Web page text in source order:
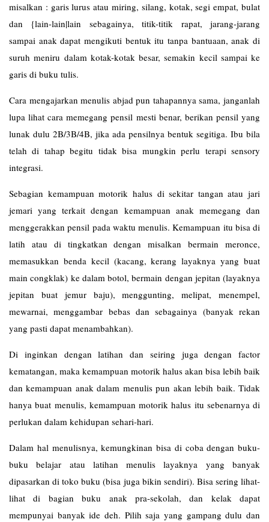
misalkan : garis lurus atau miring, silang, kotak, segi empat, bulat
dan {lain-lain|lain sebagainya, titik-titik rapat, jarang-jarang
sampai anak dapat mengikuti bentuk itu tanpa bantuaan, anak di
suruh meniru dalam kotak-kotak besar, semakin kecil sampai ke
garis di buku tulis.
Cara mengajarkan menulis abjad pun tahapannya sama, janganlah
lupa lihat cara memegang pensil mesti benar, berikan pensil yang
lunak dulu 2B/3B/4B, jika ada pensilnya bentuk segitiga. Ibu bila
telah di tahap begitu tidak bisa mungkin perlu terapi sensory
integrasi.
Sebagian kemampuan motorik halus di sekitar tangan atau jari
jemari yang terkait dengan kemampuan anak memegang dan
menggerakkan pensil pada waktu menulis. Kemampuan itu bisa di
latih atau di tingkatkan dengan misalkan bermain meronce,
memasukkan benda kecil (kacang, kerang layaknya yang buat
main congklak) ke dalam botol, bermain dengan jepitan (layaknya
jepitan buat jemur baju), menggunting, melipat, menempel,
mewarnai, menggambar bebas dan sebagainya (banyak rekan
yang pasti dapat menambahkan).
Di inginkan dengan latihan dan seiring juga dengan factor
kematangan, maka kemampuan motorik halus akan bisa lebih baik
dan kemampuan anak dalam menulis pun akan lebih baik. Tidak
hanya buat menulis, kemampuan motorik halus itu sebenarnya di
perlukan dalam kehidupan sehari-hari.
Dalam hal menulisnya, kemungkinan bisa di coba dengan buku-
buku belajar atau latihan menulis layaknya yang banyak
dipasarkan di toko buku (bisa juga bikin sendiri). Bisa sering lihat-
lihat di bagian buku anak pra-sekolah, dan kelak dapat
mempunyai banyak ide deh. Pilih saja yang gampang dulu dan